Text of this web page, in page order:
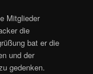
Mitglieder
die
bat er die
und der
gedenken.